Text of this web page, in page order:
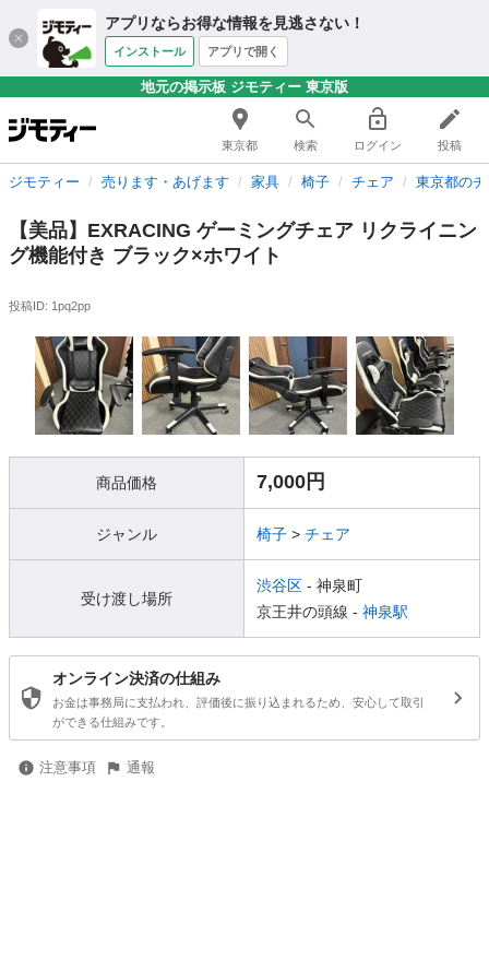
アプリならお得な情報を見逃さない！
インストール アプリで開く
地元の掲示板 ジモティー 東京版
東京都 検索 ログイン 投稿
ジモティー 売ります・あげます 家具 椅子 チェア 東京都の
【美品】EXRACING ゲーミングチェア リクライニン
グ機能付き ブラック×ホワイト
投稿ID: 1pq2pp
商品価格 7,000円
ジャンル 椅子 > チェア
受け渡し場所
渋谷区 - 神泉町
京王井の頭線 - 神泉駅
オンライン決済の仕組み
お金は事務局に支払われ、評価後に振り込まれるため、安心して取引
ができる仕組みです。
注意事項 通報